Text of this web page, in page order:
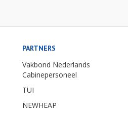
PARTNERS
Vakbond Nederlands
Cabinepersoneel
TUI
NEWHEAP